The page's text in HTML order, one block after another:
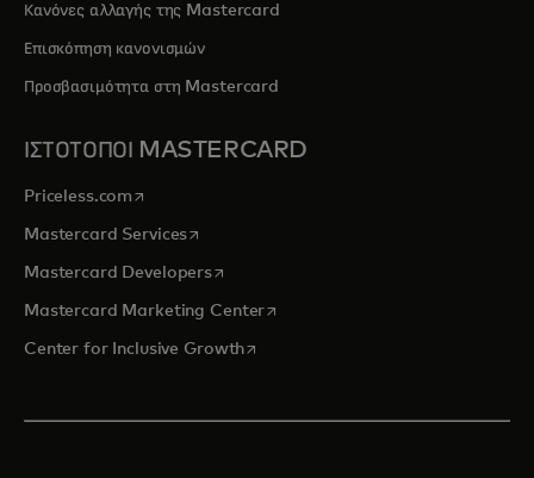
Κανόνες αλλαγής της Mastercard
Επισκόπηση κανονισμών
Προσβασιμότητα στη Mastercard
ΙΣΤΟΤΟΠΟΙ MASTERCARD
Priceless.com opens in a new tab
Mastercard Servicesopens in a new tab
Mastercard Developersopens in a new tab
Mastercard Marketing Centeropens in a new tab
Center for Inclusive Growthopens in a new tab